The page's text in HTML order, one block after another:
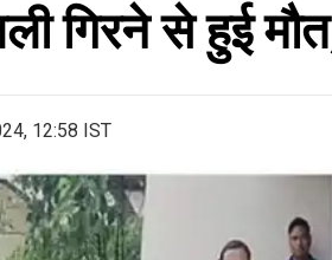
गिरने से हुई
12:58 IST